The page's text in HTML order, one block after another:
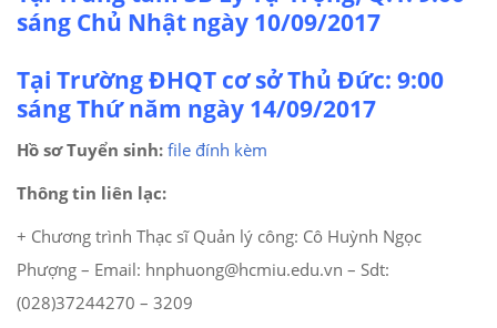
sáng Chủ Nhật ngày 10/09/2017
Tại Trường ĐHQT cơ sở Thủ Đức: 9:00
sáng Thứ năm ngày 14/09/2017
Hồ sơ Tuyển sinh: file đính kèm
Thông tin liên lạc:
+ Chương trình Thạc sĩ Quản lý công: Cô Huỳnh Ngọc
Phượng – Email: hnphuong@hcmiu.edu.vn – Sdt:
(028)37244270 – 3209